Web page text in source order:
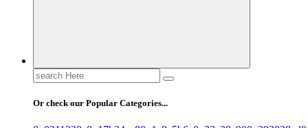
Search
for:
Or check our Popular Categories...